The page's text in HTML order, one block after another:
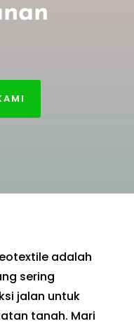
adalah
sering
jalan untuk
tanah. Mari